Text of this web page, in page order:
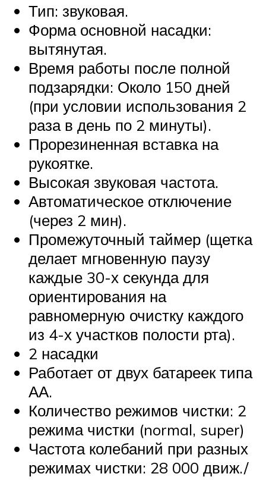
Тип: звуковая.
Форма основной насадки:
вытянутая.
Время работы после полной
подзарядки: Около 150 дней
(при условии использования 2
раза в день по 2 минуты).
Прорезиненная вставка на
рукоятке.
Высокая звуковая частота.
Автоматическое отключение
(через 2 мин).
Промежуточный таймер (щетка
делает мгновенную паузу
каждые 30-х секунда для
ориентирования на
равномерную очистку каждого
из 4-х участков полости рта).
2 насадки
Работает от двух батареек типа
АА.
Количество режимов чистки: 2
режима чистки (normal, super)
Частота колебаний при разных
режимах чистки: 28 000 движ./